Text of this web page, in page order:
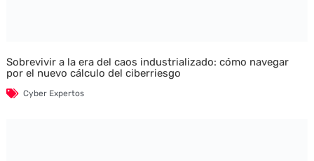
Sobrevivir a la era del caos industrializado: cómo navegar
por el nuevo cálculo del ciberriesgo
Cyber Expertos